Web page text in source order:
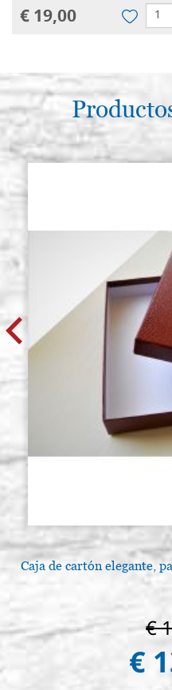
€ 19,00
Caja de cartón elegante,
€
€